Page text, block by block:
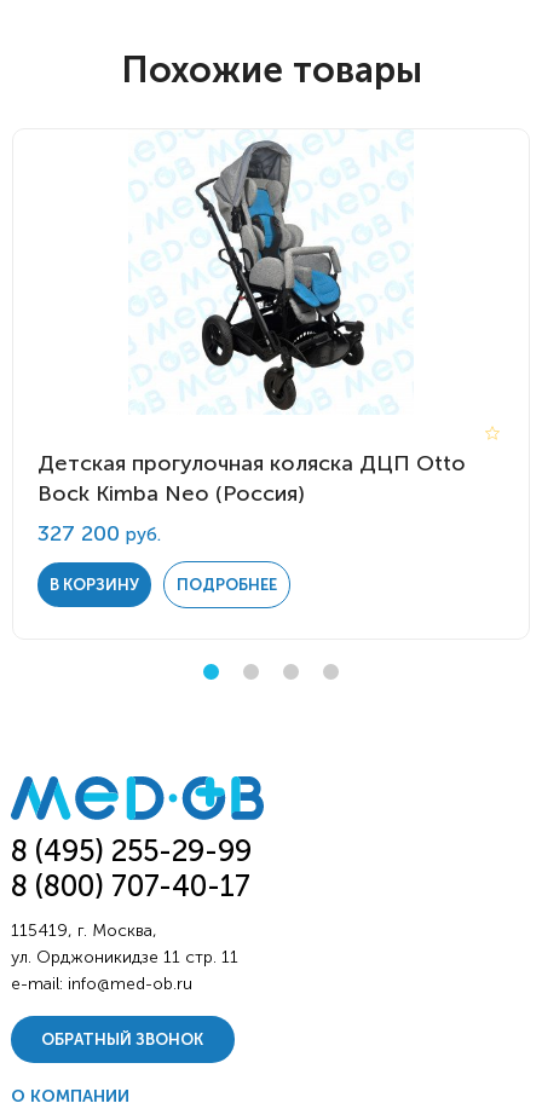
Похожие товары
Детская прогулочная коляска ДЦП Otto
Bock Kimba Neo (Россия)
327 200 руб.
В КОРЗИНУ ПОДРОБНЕЕ
8 (495) 255-29-99
8 (800) 707-40-17
115419, г. Москва,
ул. Орджоникидзе 11 стр. 11
e-mail: info@med-ob.ru
ОБРАТНЫЙ ЗВОНОК
О КОМПАНИИ